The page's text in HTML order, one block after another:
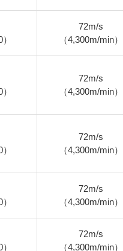
72m/s
（4,300m/min）
72m/s
（4,300m/min）
72m/s
（4,300m/min）
72m/s
（4,300m/min）
72m/s
（4,300m/min）